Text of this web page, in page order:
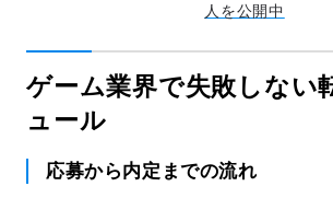
人を公開中
ゲーム業界で失敗しない
ュール
応募から内定までの流れ